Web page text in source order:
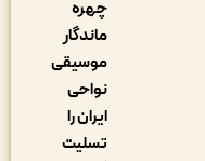
موسیقی